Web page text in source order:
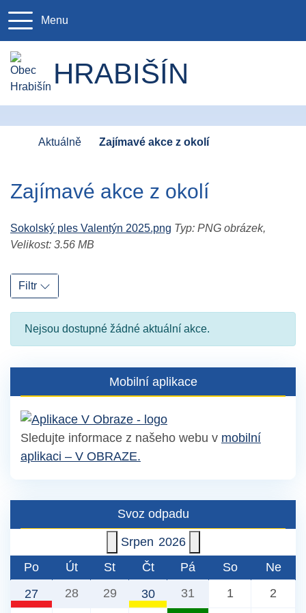
Menu
HRABIŠÍN
Úvodní stránka
Aktuálně Zajímavé akce z okolí
Zajímavé akce z okolí
Sokolský ples Valentýn 2025.png Typ: PNG obrázek,
Velikost: 3.56 MB
Filtr
Nejsou dostupné žádné aktuální akce.
Mobilní aplikace
Sledujte informace z našeho webu v mobilní
aplikaci – V OBRAZE.
Svoz odpadu
Srpen 2026
Po
Út St Čt Pá So
Ne
27
28 29
30
31 1
2